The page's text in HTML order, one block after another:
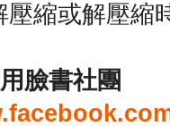
壓縮或解壓縮
臉書社團